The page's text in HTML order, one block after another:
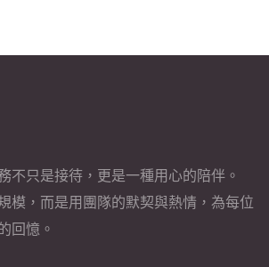
不只是接待，更是一種用心的陪伴。
模，而是用團隊的默契與熱情，為每位
回憶。